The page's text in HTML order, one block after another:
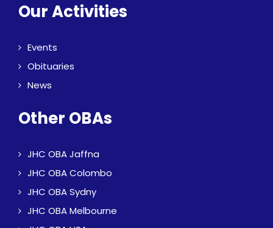
Our Activities
Events
Obituaries
News
Other OBAs
JHC OBA Jaffna
JHC OBA Colombo
JHC OBA Sydny
JHC OBA Melbourne